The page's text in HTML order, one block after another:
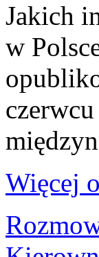
Jakich
w
Więcej